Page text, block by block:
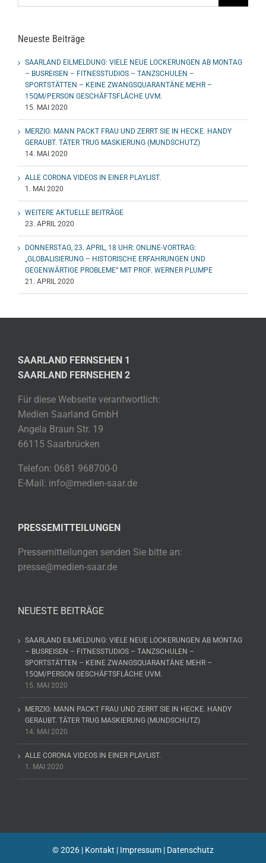
Neueste Beiträge
SAARLAND EILMELDUNG: VIELE NEUE LOCKERUNGEN AB MONTAG
– BUSREISEN – FITNESSTUDIOS – TANZSCHULEN –
SPORTSTÄTTEN – KEINE ZWANGSQUARANTÄNE MEHR –
15QM/PERSON GESCHÄFTSFLÄCHE UVM.
15. MAI 2020
MERZIG: MANN PACKT FRAU UND ZERRT SIE IN HECKE. HANDY
GERAUBT. TÄTER TRUG MASKIERUNG (MUNDSCHUTZ)
14. MAI 2020
ALLE CORONA VIDEOS IN EINER PLAYLIST.
1. MAI 2020
WEITERE AKTUELLE BEITRÄGE
23. APRIL 2020
DONNERSTAG, 23. APRIL, 18 UHR: ONLINE-VORTRAG:
„GLOBALISIERUNG – HISTORISCHE ERFAHRUNGEN UND
GEGENWÄRTIGE PROBLEME“ MIT PROF. WERNER PLUMPE
21. APRIL 2020
SAARLAND FERNSEHEN 1
SAARLAND FERNSEHEN 2
Für diese Webseite verantwortlich:
Medien Saarland GmbH
Angela Braun Str. 19
66115 Saarbrücken
Telefon: 0681 968700-0
E-Mail: info@medien-saar.de
PRESSEMITTEILUNGEN
Pressemitteilungen senden Sie bitte an:
presse@medien-saar.de
NEUESTE BEITRÄGE
SAARLAND EILMELDUNG: VIELE NEUE LOCKERUNGEN AB MONTAG
– BUSREISEN – FITNESSTUDIOS – TANZSCHULEN –
SPORTSTÄTTEN – KEINE ZWANGSQUARANTÄNE MEHR –
15QM/PERSON GESCHÄFTSFLÄCHE UVM.
15. MAI 2020
MERZIG: MANN PACKT FRAU UND ZERRT SIE IN HECKE. HANDY
GERAUBT. TÄTER TRUG MASKIERUNG (MUNDSCHUTZ)
14. MAI 2020
ALLE CORONA VIDEOS IN EINER PLAYLIST.
1. MAI 2020
©2026 | Kontakt | Impressum | Datenschutz